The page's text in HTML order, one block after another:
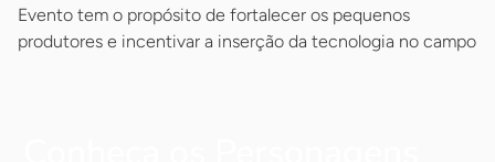
Evento tem o propósito de fortalecer os pequenos
produtores e incentivar a inserção da tecnologia no campo